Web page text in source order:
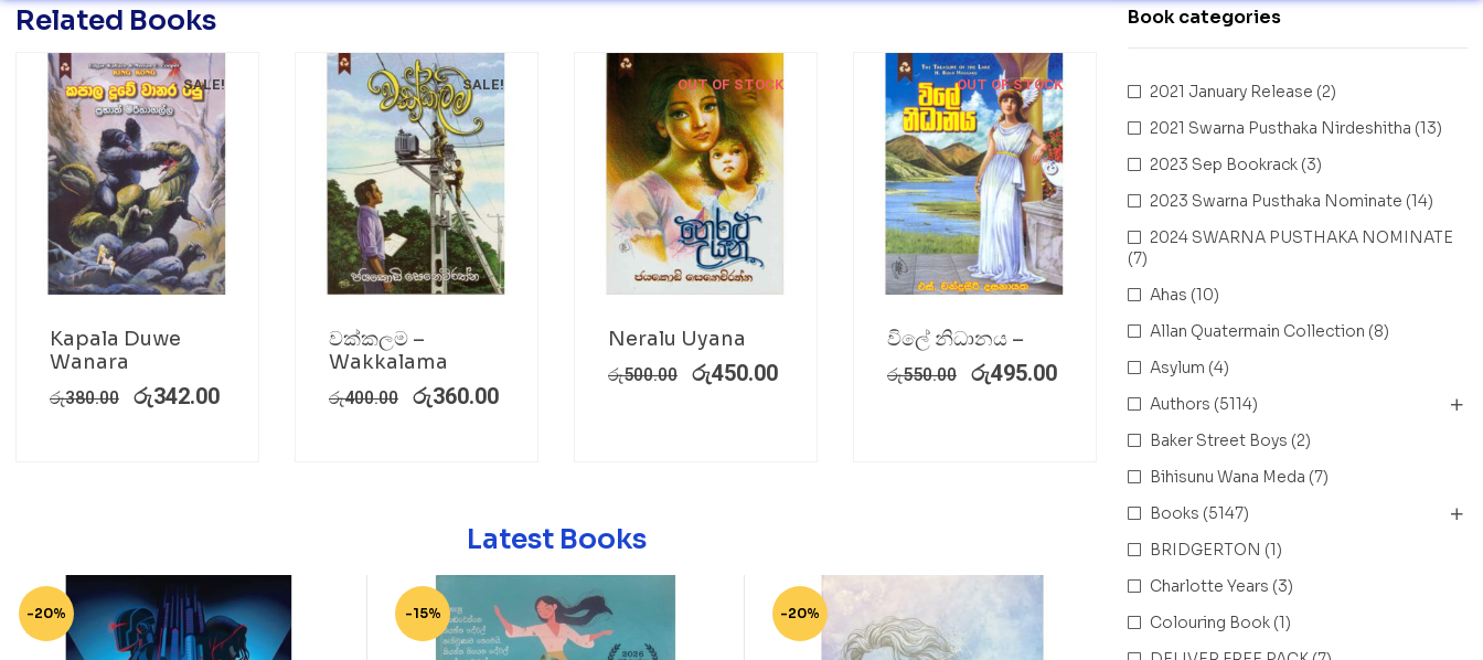
Related Books
SALE!
Kapala Duwe
Wanara
රු380.00 රු342.00
SALE!
වක්කලම –
Wakkalama
රු400.00 රු360.00
OUT OF STOCK
Neralu Uyana
රු500.00 රු450.00
OUT OF STOCK
විලේ නිධානය –
රු550.00 රු495.00
Latest Books
-20% -15% -20%
Book categories
2021 January Release (2)
2021 Swarna Pusthaka Nirdeshitha (13)
2023 Sep Bookrack (3)
2023 Swarna Pusthaka Nominate (14)
2024 SWARNA PUSTHAKA NOMINATE
(7)
Ahas (10)
Allan Quatermain Collection (8)
Asylum (4)
Authors (5114)
Baker Street Boys (2)
Bihisunu Wana Meda (7)
Books (5147)
BRIDGERTON (1)
Charlotte Years (3)
Colouring Book (1)